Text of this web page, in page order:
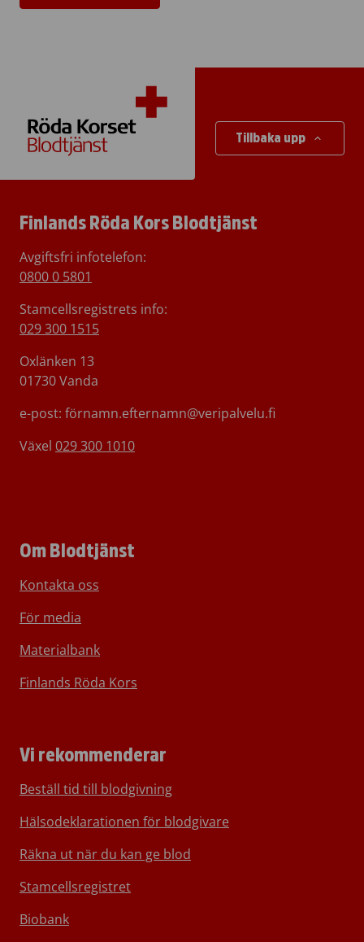
Tillbaka upp
Finlands Röda Kors Blodtjänst
Avgiftsfri infotelefon:
0800 0 5801
Stamcellsregistrets info:
029 300 1515
Oxlänken 13
01730 Vanda
e-post: förnamn.efternamn@veripalvelu.fi
Växel 029 300 1010
Om Blodtjänst
Kontakta oss
För media
Materialbank
Finlands Röda Kors
Vi rekommenderar
Beställ tid till blodgivning
Hälsodeklarationen för blodgivare
Räkna ut när du kan ge blod
Stamcellsregistret
Biobank